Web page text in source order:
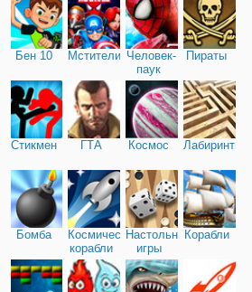
Бен 10 Мстители Человек-
паук
Пираты
Стикмен ГТА Космос Лабиринты
Бомба
Космические
корабли
Настольные
игры
Корабли